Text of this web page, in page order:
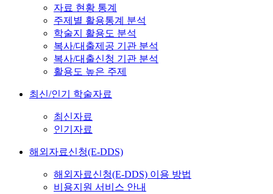
자료 현황 통계
주제별 활용통계 분석
학술지 활용도 분석
복사/대출제공 기관 분석
복사/대출신청 기관 분석
활용도 높은 주제
최신/인기 학술자료
최신자료
인기자료
해외자료신청(E-DDS)
해외자료신청(E-DDS) 이용 방법
비용지원 서비스 안내